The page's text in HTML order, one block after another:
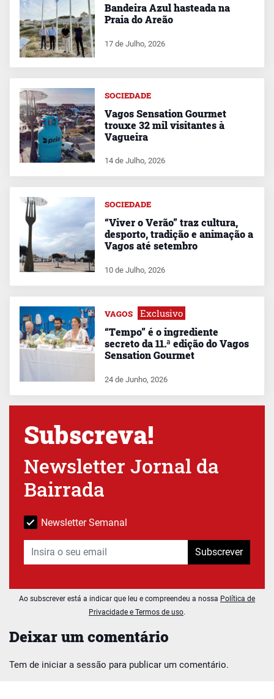
Deixar um comentário
Tem de iniciar a sessão para publicar um comentário.
Bandeira Azul hasteada na
Praia do Areão
17 de Julho, 2026
SOCIEDADE
Vagos Sensation Gourmet
trouxe 32 mil visitantes à
Vagueira
14 de Julho, 2026
SOCIEDADE
“Viver o Verão” traz cultura,
desporto, tradição e animação a
Vagos até setembro
10 de Julho, 2026
VAGOS Exclusivo
“Tempo” é o ingrediente
secreto da 11.ª edição do Vagos
Sensation Gourmet
24 de Junho, 2026
Subscreva!
Newsletter Jornal da
Bairrada
Newsletter Semanal
Subscrever
Ao subscrever está a indicar que leu e compreendeu a nossa Política de
Privacidade e Termos de uso.